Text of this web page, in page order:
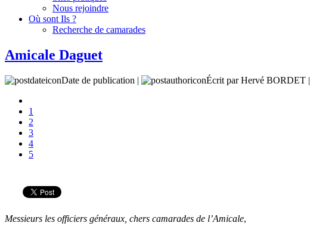
Nous rejoindre
Où sont Ils ?
Recherche de camarades
Amicale Daguet
Date de publication | Écrit par Hervé BORDET |
1
2
3
4
5
Messieurs les officiers généraux, chers camarades de l’Amicale,